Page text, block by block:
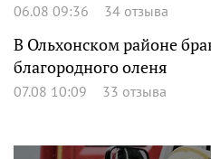
06.08 09:36 34 отзыва
В Ольхонском районе
благородного оленя
07.08 10:09 33 отзыва